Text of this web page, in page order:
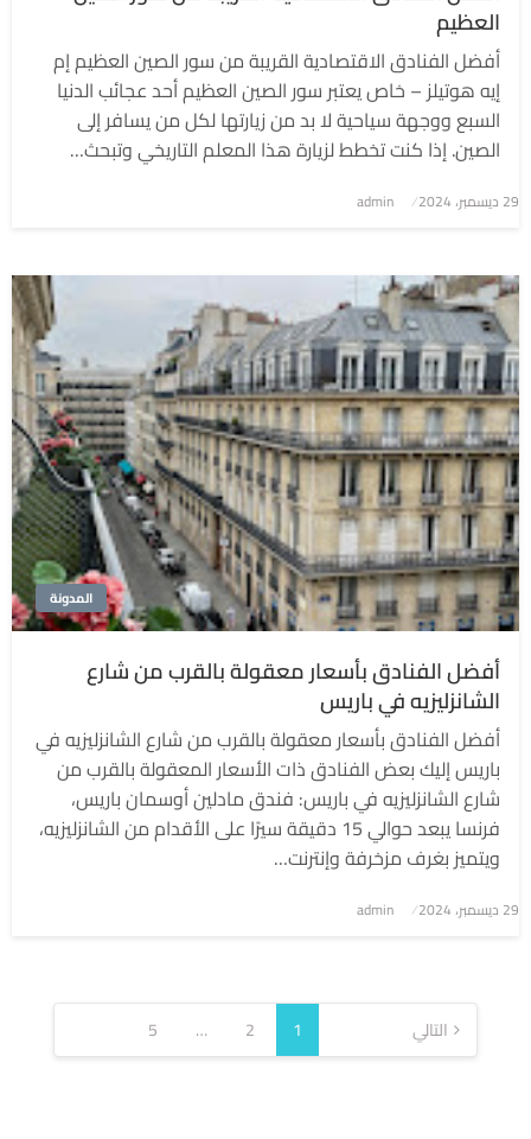
العظيم
أفضل الفنادق الاقتصادية القريبة من سور الصين العظيم إم
إيه هوتيلز – خاص يعتبر سور الصين العظيم أحد عجائب الدنيا
السبع ووجهة سياحية لا بد من زيارتها لكل من يسافر إلى
الصين. إذا كنت تخطط لزيارة هذا المعلم التاريخي وتبحث…
نُشر
29 ديسمبر، 2024 admin
المدونة
أفضل الفنادق بأسعار معقولة بالقرب من شارع
الشانزليزيه في باريس
أفضل الفنادق بأسعار معقولة بالقرب من شارع الشانزليزيه في
باريس إليك بعض الفنادق ذات الأسعار المعقولة بالقرب من
شارع الشانزليزيه في باريس: فندق مادلين أوسمان باريس،
فرنسا يبعد حوالي 15 دقيقة سيرًا على الأقدام من الشانزليزيه،
ويتميز بغرف مزخرفة وإنترنت…
نُشر
29 ديسمبر، 2024 admin
تعدد
صفحات
المقالات
1
2
…
5 التالي